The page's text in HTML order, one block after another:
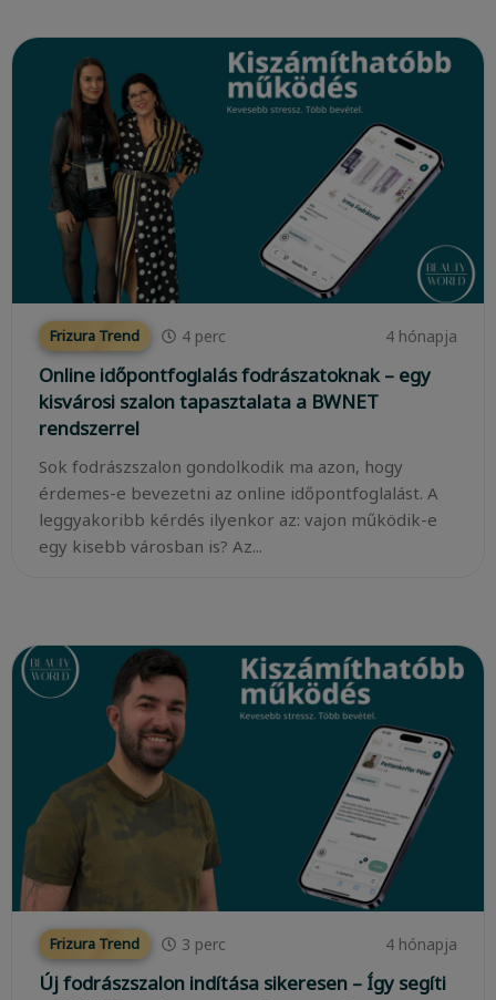
Frizura Trend 4 perc 4 hónapja
Online időpontfoglalás fodrászatoknak – egy
kisvárosi szalon tapasztalata a BWNET
rendszerrel
Sok fodrászszalon gondolkodik ma azon, hogy
érdemes-e bevezetni az online időpontfoglalást. A
leggyakoribb kérdés ilyenkor az: vajon működik-e
egy kisebb városban is? Az...
Frizura Trend 3 perc 4 hónapja
Új fodrászszalon indítása sikeresen – Így segíti